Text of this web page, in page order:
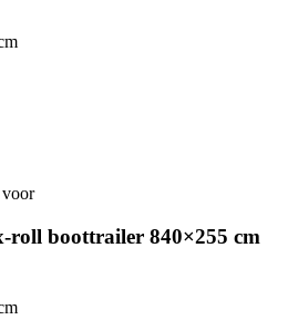
roll boottrailer 840×255 cm